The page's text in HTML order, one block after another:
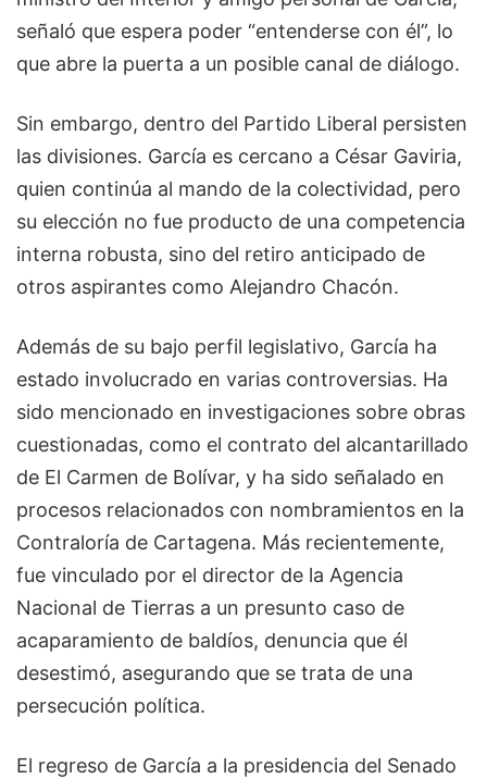
señaló que espera poder “entenderse con él”, lo
que abre la puerta a un posible canal de diálogo.
Sin embargo, dentro del Partido Liberal persisten
las divisiones. García es cercano a César Gaviria,
quien continúa al mando de la colectividad, pero
su elección no fue producto de una competencia
interna robusta, sino del retiro anticipado de
otros aspirantes como Alejandro Chacón.
Además de su bajo perfil legislativo, García ha
estado involucrado en varias controversias. Ha
sido mencionado en investigaciones sobre obras
cuestionadas, como el contrato del alcantarillado
de El Carmen de Bolívar, y ha sido señalado en
procesos relacionados con nombramientos en la
Contraloría de Cartagena. Más recientemente,
fue vinculado por el director de la Agencia
Nacional de Tierras a un presunto caso de
acaparamiento de baldíos, denuncia que él
desestimó, asegurando que se trata de una
persecución política.
El regreso de García a la presidencia del Senado